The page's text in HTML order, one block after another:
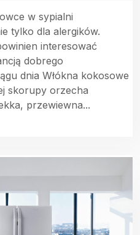
w sypialni
tylko dla alergików.
interesować
dobrego
dnia Włókna kokosowe
skorupy orzecha
przewiewna...